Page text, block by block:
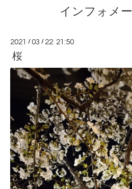
インフォメ
2021 /03 / 22 21:50
桜